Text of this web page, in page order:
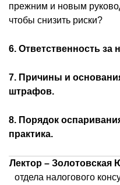
прежним и новым
чтобы снизить риски?
6. Ответственность за
7. Причины и
штрафов.
8. Порядок
практика.
Лектор – Золотовская
отдела налогового